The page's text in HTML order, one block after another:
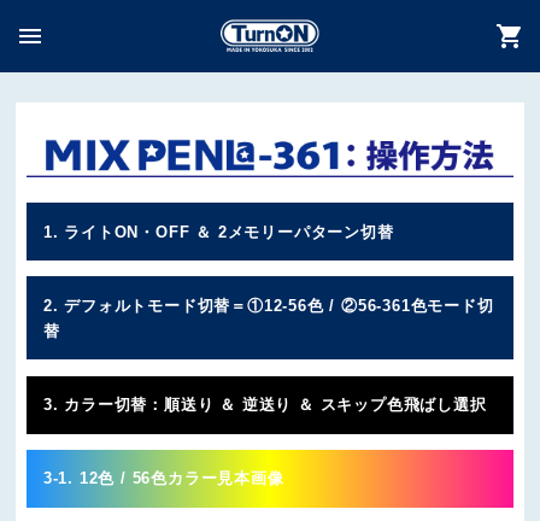
menu shopping_cart
1. ライトON・OFF ＆ 2メモリーパターン切替
2. デフォルトモード切替＝①12-56色 / ②56-361色モード切
替
3. カラー切替：順送り ＆ 逆送り ＆ スキップ色飛ばし選択
3-1. 12色 / 56色カラー見本画像